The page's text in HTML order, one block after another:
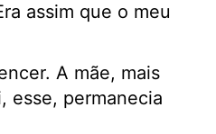
assim que o meu
A mãe, mais
esse, permanecia